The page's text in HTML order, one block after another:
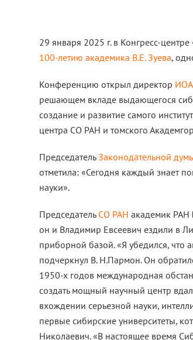
29 января 2025 г. в Конгресс-
100-летию академика В.Е. Зуева,
Конференцию открыл директор
решающем вкладе выдающегося
создание и развитие самого
центра СО РАН и томского
ПредседательЗаконодательной
отметила: «Сегодня каждый знает
науки».
Председатель СО РАН академик РАН
он и Владимир Евсеевич ездили в
приборной базой. «Я убедился,
подчеркнул В. Н.Пармон. Он
1950-х годов международная
создать мощный научный центр
вхождении серьезной науки,
первые сибирские университеты,
Николаевич. «В настоящее время